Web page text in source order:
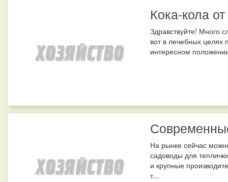
Кока-кола
Здравствуйте! Много
вот в лечебных целях
интересном
На рынке сейчас
садоводы для
и крупные
т...